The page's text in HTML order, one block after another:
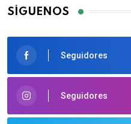
SÍGUENOS
Seguidores
Seguidores